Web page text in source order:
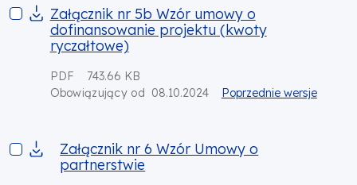
Załącznik nr 5b Wzór umowy o dofinansowanie projektu
Załącznik nr 5b Wzór umowy o
dofinansowanie projektu (kwoty
ryczałtowe)
PDF
743.66 KB
Obowiązujący od 08.10.2024 Poprzednie wersje
Załącznik nr 6 Wzór Umowy o partnerstwie
Załącznik nr 6 Wzór Umowy o
partnerstwie